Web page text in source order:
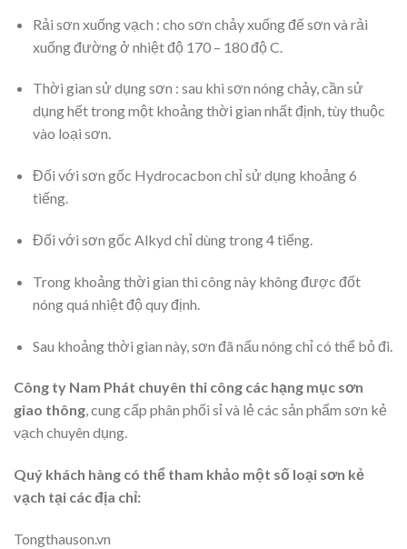
Rải sơn xuống vạch : cho sơn chảy xuống đế sơn và rải
xuống đường ở nhiệt độ 170 – 180 độ C.
Thời gian sử dụng sơn : sau khi sơn nóng chảy, cần sử
dụng hết trong một khoảng thời gian nhất định, tùy thuộc
vào loại sơn.
Đối với sơn gốc Hydrocacbon chỉ sử dụng khoảng 6
tiếng.
Đối với sơn gốc Alkyd chỉ dùng trong 4 tiếng.
Trong khoảng thời gian thi công này không được đốt
nóng quá nhiệt độ quy định.
Sau khoảng thời gian này, sơn đã nấu nóng chỉ có thể bỏ đi.
Công ty Nam Phát chuyên thi công các hạng mục sơn
giao thông, cung cấp phân phối sỉ và lẻ các sản phẩm sơn kẻ
vạch chuyên dụng.
Quý khách hàng có thể tham khảo một số loại sơn kẻ
vạch tại các địa chỉ:
Tongthauson.vn